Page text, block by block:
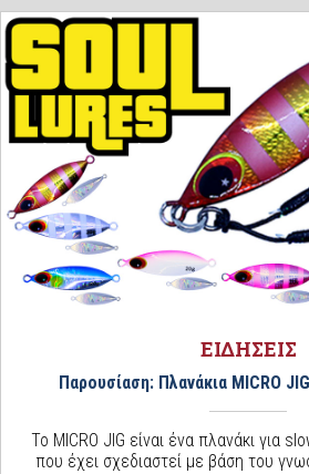
ΕΙΔΗΣΕΙΣ
Παρουσίαση: Πλανάκια MICRO
Το MICRO JIG είναι ένα πλανάκι για
που έχει σχεδιαστεί με βάση του